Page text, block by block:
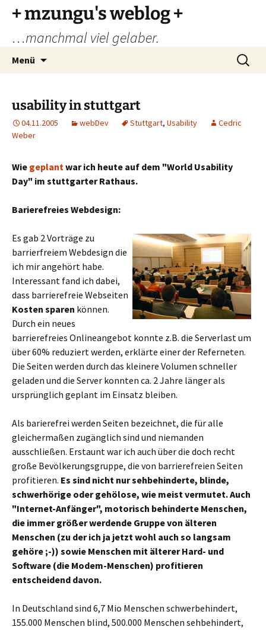
Zum
Inhalt
springen
+ mzungu's weblog +
…manchmal viel gelaber.
Menü
Suchen
nach:
usability in stuttgart
04.11.2005 webDev Stuttgart, Usability
Cedric
Weber
Wie geplantwar ich heute auf dem "World Usability
Day" im stuttgarter Rathaus.
Barierefreies Webdesign:
Es gab 2 Vorträge zu
barrierfreiem Webdesign die
ich mir angehört habe.
Interessant fand ich dabei,
dass barrierefreie Webseiten
Kosten sparen können.
Durch ein neues
barrierefreies Onlineangebot konnte z.B. die Serverlast um
über 60% reduziert werden, erklärte einer der Referneten.
Die Seiten werden durch das kleinere Volumen schneller
geladen und die Server konnten ca. 2 Jahre länger als
ursprünglich geplant im Einsatz bleiben.
Als barierefrei werden Seiten bezeichnet, die für alle
gleichermaßen zugänglich sind und niemanden
ausschließen. Erstaunt war ich auch über die doch recht
große Bevölkerungsgruppe, die von barrierefreien Seiten
profitieren. Es sind nicht nur sehbehinderte, blinde,
schwerhörige oder gehölose, wie meist vermutet. Auch
"Internet-Anfänger", motorisch behinderte Menschen,
die immer größer werdende Gruppe von älteren
Menschen (zu der ich ja jetzt wohl auch so langsam
gehöre ;-)) sowie Menschen mit älterer Hard- und
Software (die Modem-Menschen) profitieren
entscheidend davon.
In Deutschland sind 6,7 Mio Menschen schwerbehindert,
155.000 Menschen blind, 500.000 Menschen sehbehindert,